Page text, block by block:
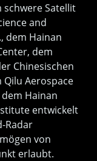
schwere Satellit
and
dem Hainan
dem
Chinesischen
Qilu Aerospace
Hainan
entwickelt
Radar
von
erlaubt.